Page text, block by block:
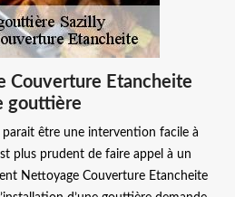
Couverture Etancheite
gouttière
parait être une intervention facile à
plus prudent de faire appel à un
Nettoyage Couverture Etancheite